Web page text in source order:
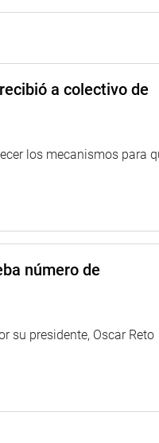
a colectivo de
los mecanismos para
número de
su presidente, Oscar Reto